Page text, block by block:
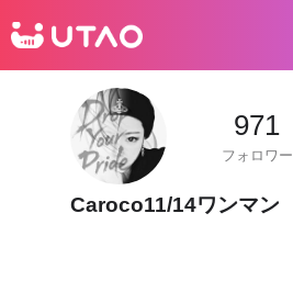
971
フォロワー
Caroco11/14ワンマン